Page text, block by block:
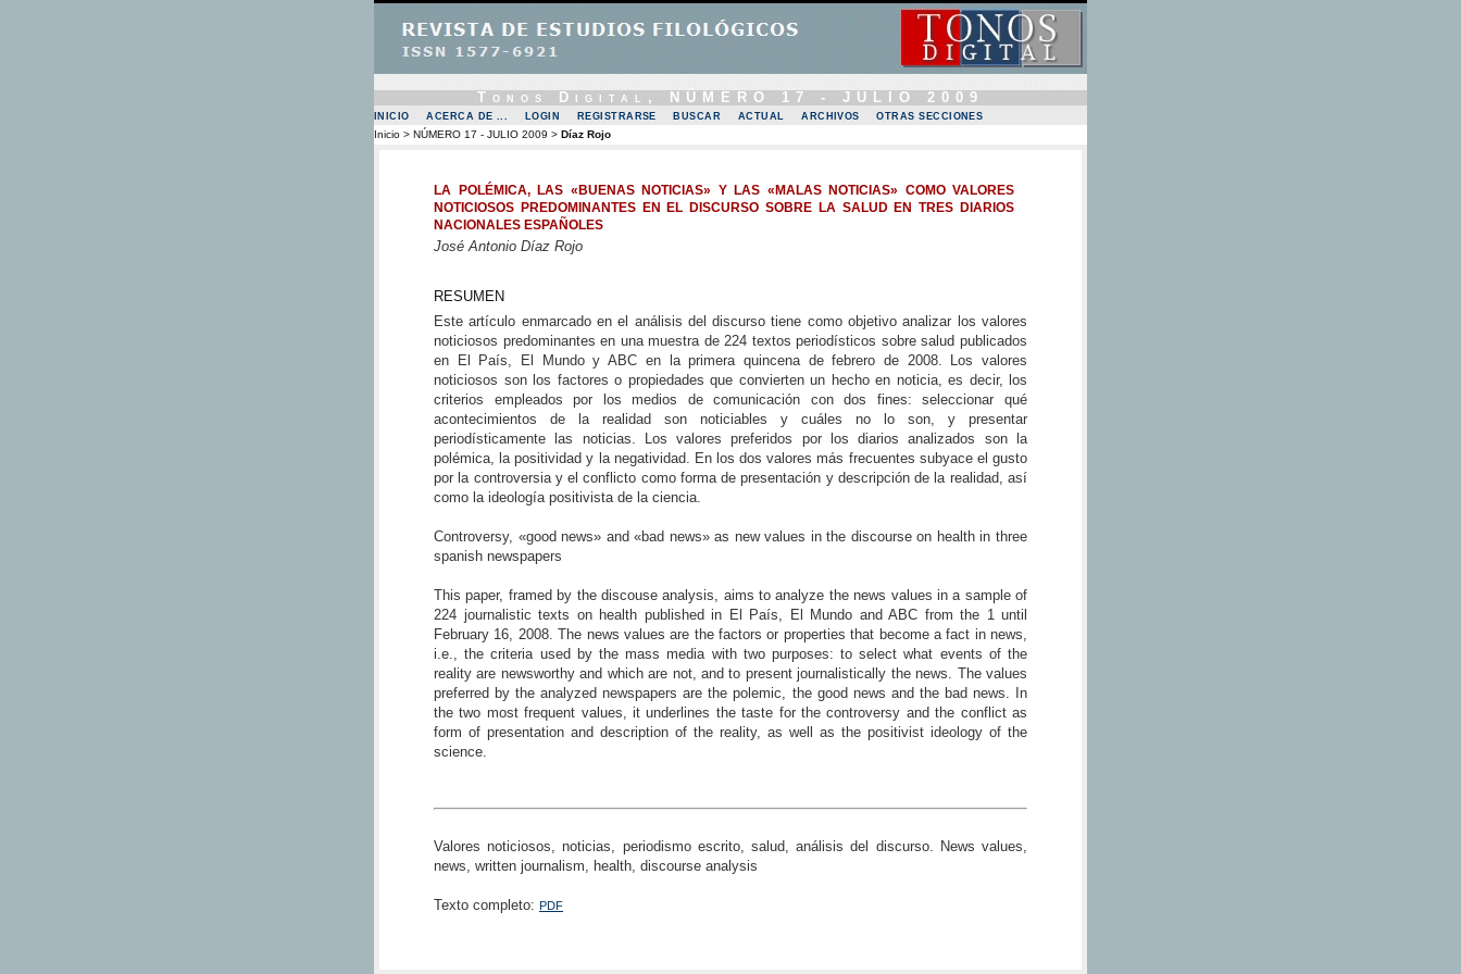
Tonos Digital, NÚMERO 17 - JULIO 2009
INICIO ACERCA DE ... LOGIN REGISTRARSE BUSCAR ACTUAL ARCHIVOS OTRAS SECCIONES
Inicio > NÚMERO 17 - JULIO 2009 > Díaz Rojo
LA POLÉMICA, LAS «BUENAS NOTICIAS» Y LAS «MALAS NOTICIAS» COMO VALORES
NOTICIOSOS PREDOMINANTES EN EL DISCURSO SOBRE LA SALUD EN TRES DIARIOS
NACIONALES ESPAÑOLES
José Antonio Díaz Rojo
RESUMEN
Este artículo enmarcado en el análisis del discurso tiene como objetivo analizar los valores
noticiosos predominantes en una muestra de 224 textos periodísticos sobre salud publicados
en El País, El Mundo y ABC en la primera quincena de febrero de 2008. Los valores
noticiosos son los factores o propiedades que convierten un hecho en noticia, es decir, los
criterios empleados por los medios de comunicación con dos fines: seleccionar qué
acontecimientos de la realidad son noticiables y cuáles no lo son, y presentar
periodísticamente las noticias. Los valores preferidos por los diarios analizados son la
polémica, la positividad y la negatividad. En los dos valores más frecuentes subyace el gusto
por la controversia y el conflicto como forma de presentación y descripción de la realidad, así
como la ideología positivista de la ciencia.
Controversy, «good news» and «bad news» as new values in the discourse on health in three
spanish newspapers
This paper, framed by the discouse analysis, aims to analyze the news values in a sample of
224 journalistic texts on health published in El País, El Mundo and ABC from the 1 until
February 16, 2008. The news values are the factors or properties that become a fact in news,
i.e., the criteria used by the mass media with two purposes: to select what events of the
reality are newsworthy and which are not, and to present journalistically the news. The values
preferred by the analyzed newspapers are the polemic, the good news and the bad news. In
the two most frequent values, it underlines the taste for the controversy and the conflict as
form of presentation and description of the reality, as well as the positivist ideology of the
science.
Valores noticiosos, noticias, periodismo escrito, salud, análisis del discurso. News values,
news, written journalism, health, discourse analysis
Texto completo: PDF